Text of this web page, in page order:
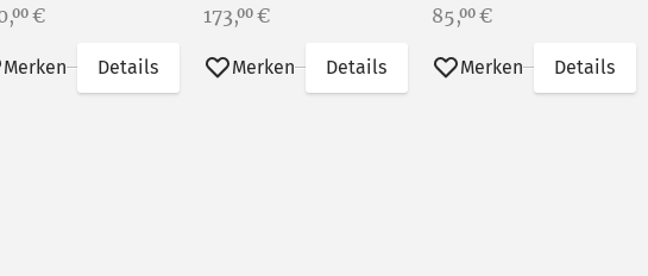
00 €
Merken Details
Preis:
173,00 €
Merken Details
Preis:
85,00 €
Merken Details